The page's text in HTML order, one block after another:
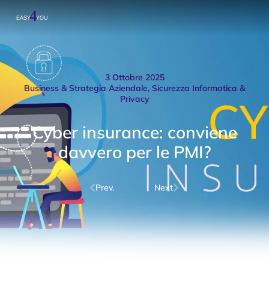
3 Ottobre 2025
Business & Strategia Aziendale, Sicurezza Informatica &
Privacy
Cyber insurance: conviene
davvero per le PMI?
Prev. Next